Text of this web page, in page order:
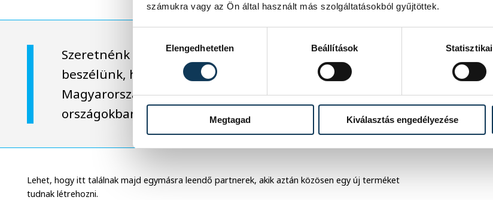
számukra vagy az Ön által használt más szolgáltatásokból gyűjtöttek.
Elengedhetetlen
Beállítások Statisztikai
Megtagad Kiválasztás engedélyezése
Szeretnénk megmutatni, hogy nemcsak a problémákról
beszélünk, hanem a megoldásokról is, és nemcsak
Magyarországon keressük a megoldást, hanem más
országokban is.
Lehet, hogy itt találnak majd egymásra leendő partnerek, akik aztán közösen egy új terméket
tudnak létrehozni.